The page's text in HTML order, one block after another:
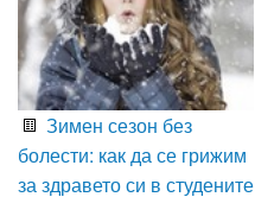
Зимен сезон без
болести: как да се грижим
за здравето си в студените